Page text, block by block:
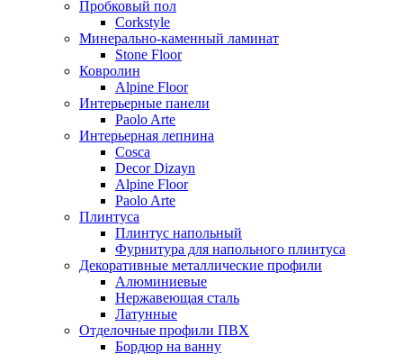
Пробковый пол
Corkstyle
Минерально-каменный ламинат
Stone Floor
Ковролин
Alpine Floor
Интерьерные панели
Paolo Arte
Интерьерная лепнина
Cosca
Decor Dizayn
Alpine Floor
Paolo Arte
Плинтуса
Плинтус напольный
Фурнитура для напольного плинтуса
Декоративные металлические профили
Алюминиевые
Нержавеющая сталь
Латунные
Отделочные профили ПВХ
Бордюр на ванну